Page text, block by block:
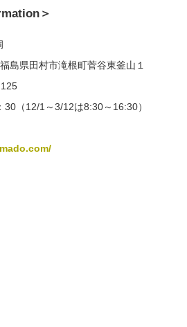
然公園内に位置し、入水鍾乳洞とともに、東に位
ブシステム」として知られています。https://jp.
4738この鍾乳洞が見つかったのは1969年の
の採掘中にダイナマイトで爆破した...
＞
島県田村市滝根町菅谷東釜山１
（12/1～3/12は8:30～16:30）